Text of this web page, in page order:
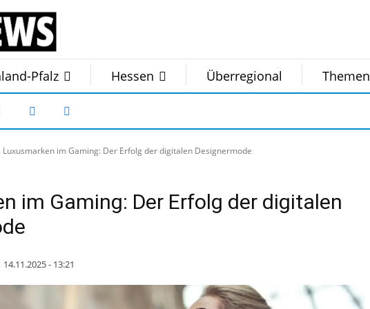
Pfalz Hessen Überregional Themen
Luxusmarken im Gaming: Der Erfolg der digitalen Designermode
im Gaming: Der Erfolg der digitalen
14.11.2025 - 13:21